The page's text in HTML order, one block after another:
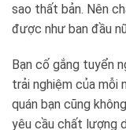
sao thất bản. Nên
được như ban đầu
Bạn cố gắng tuyển
trải nghiệm của mỗi
quán bạn cũng
yêu cầu chất lượng